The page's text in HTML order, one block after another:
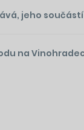
jeho
na